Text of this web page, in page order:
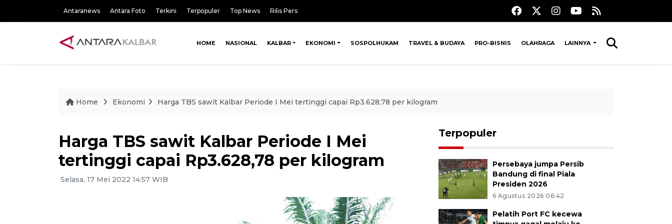
Antaranews Antara Foto Terkini Terpopuler Top News Rilis Pers
HOME NASIONAL KALBAR EKONOMI SOSPOLHUKAM TRAVEL & BUDAYA PRO-BISNIS OLAHRAGA LAINNYA
Home Ekonomi Harga TBS sawit Kalbar Periode I Mei tertinggi capai Rp3.628,78 per kilogram
Harga TBS sawit Kalbar Periode I Mei
tertinggi capai Rp3.628,78 per kilogram
Selasa, 17 Mei 2022 14:57 WIB
Terpopuler
Persebaya jumpa Persib
Bandung di final Piala
Presiden 2026
6 Agustus 2026 06:42
Pelatih Port FC kecewa